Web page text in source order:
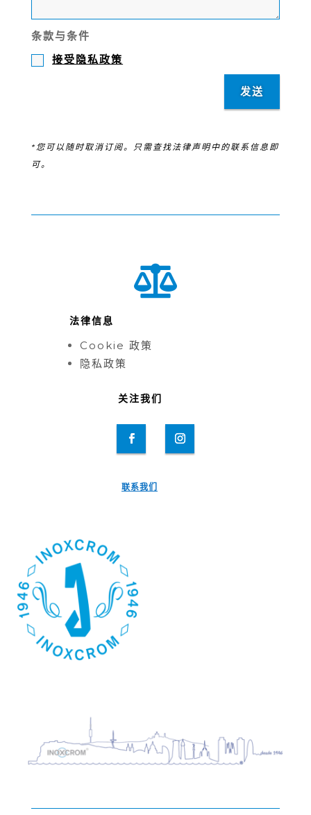
条款与条件
接受隐私政策
发送
*您可以随时取消订阅。只需查找法律声明中的联系信息即
可。

法律信息
Cookie 政策
隐私政策
关注我们
联系我们